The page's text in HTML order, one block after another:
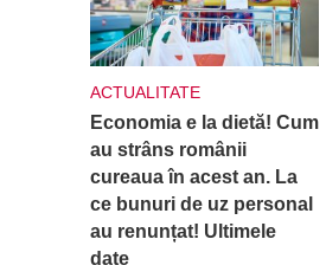
ACTUALITATE
Economia e la dietă! Cum
au strâns românii
cureaua în acest an. La
ce bunuri de uz personal
au renunțat! Ultimele
date